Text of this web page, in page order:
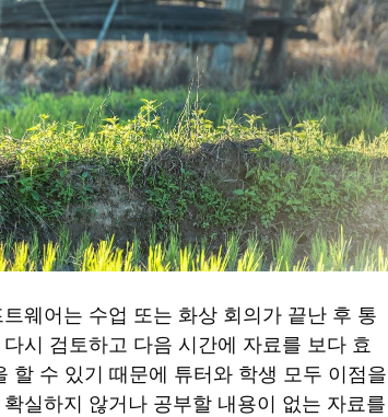
웨어는 수업 또는 화상 회의가 끝난 후 통
시 검토하고 다음 시간에 자료를 보다 효
할 수 있기 때문에 튜터와 학생 모두 이점을
실하지 않거나 공부할 내용이 없는 자료를